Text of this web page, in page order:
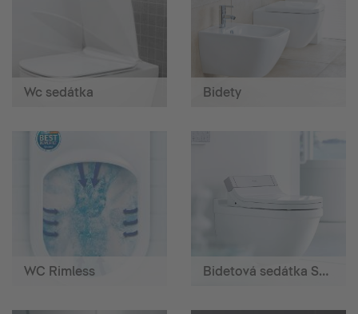
Wc sedátka Bidety
WC Rimless Bidetová sedátka SensoWash®